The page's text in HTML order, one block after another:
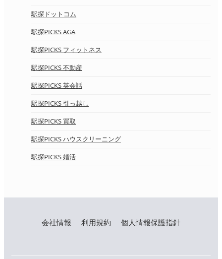
駅探ドットコム
駅探PICKS AGA
駅探PICKS フィットネス
駅探PICKS 不動産
駅探PICKS 英会話
駅探PICKS 引っ越し
駅探PICKS 買取
駅探PICKS ハウスクリーニング
駅探PICKS 婚活
会社情報 利用規約 個人情報保護指針